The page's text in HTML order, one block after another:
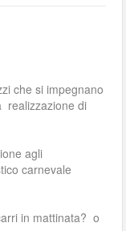
che si impegnano
realizzazione di
agli
carnevale
in mattinata? o